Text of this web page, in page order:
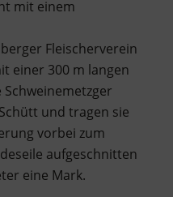
mit einem
Fleischerverein
einer 300 m langen
und tragen sie
vorbei zum
aufgeschnitten
eine Mark.